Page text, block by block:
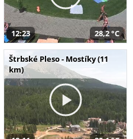
12:23 28,2 °C
Štrbské Pleso - Mostíky (11
km)